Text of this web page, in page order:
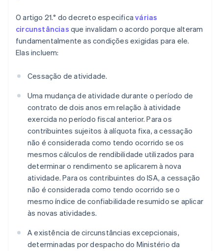
O artigo 21.° do decreto especificavárias
circunstâncias que invalidam o acordo porque alteram
fundamentalmente as condições exigidas para ele.
Elas incluem:
Cessação de atividade.
Uma mudança de atividade durante o período de
contrato de dois anos em relação à atividade
exercida no período fiscal anterior. Para os
contribuintes sujeitos à alíquota fixa, a cessação
não é considerada como tendo ocorrido se os
mesmos cálculos de rendibilidade utilizados para
determinar o rendimento se aplicarem à nova
atividade. Para os contribuintes do ISA, a cessação
não é considerada como tendo ocorrido se o
mesmo índice de confiabilidade resumido se aplicar
às novas atividades.
A existência de circunstâncias excepcionais,
determinadas por despacho do Ministério da